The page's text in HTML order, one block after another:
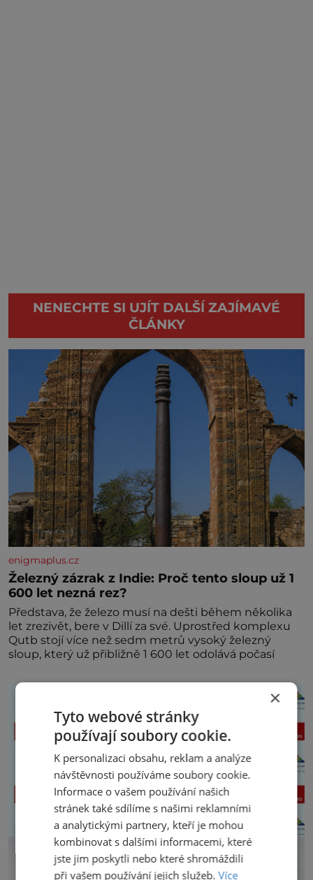
NENECHTE SI UJÍT DALŠÍ ZAJÍMAVÉ
ČLÁNKY
enigmaplus.cz
Železný zázrak z Indie: Proč tento sloup už 1
600 let nezná rez?
Představa, že železo musí na dešti během několika
let zrezivět, bere v Dillí za své. Uprostřed komplexu
Qutb stojí více než sedm metrů vysoký železný
sloup, který už přibližně 1 600 let odolává počasí
×
Tyto webové stránky
používají soubory cookie.
K personalizaci obsahu, reklam a analýze
návštěvnosti používáme soubory cookie.
Informace o vašem používání našich
stránek také sdílíme s našimi reklamními
a analytickými partnery, kteří je mohou
kombinovat s dalšími informacemi, které
jste jim poskytli nebo které shromáždili
při vašem používání jejich služeb.Více